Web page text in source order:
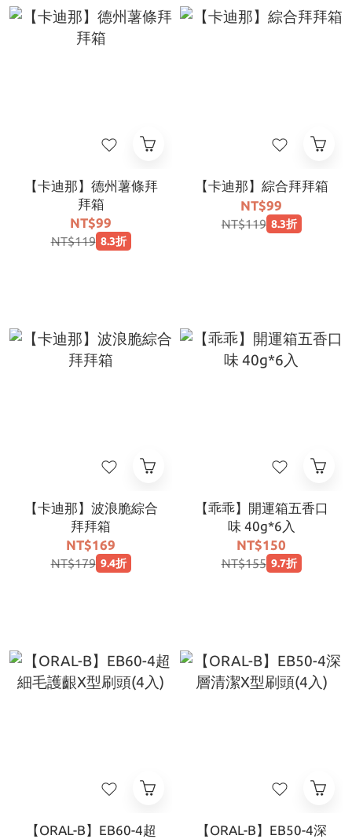
【卡迪那】德州薯條拜
拜箱
NT$99
NT$119 8.3折
【卡迪那】綜合拜拜箱
NT$99
NT$119 8.3折
【卡迪那】波浪脆綜合
拜拜箱
NT$169
NT$179 9.4折
【乖乖】開運箱五香口
味 40g*6入
NT$150
NT$155 9.7折
【ORAL-B】EB60-4超
【ORAL-B】EB50-4深